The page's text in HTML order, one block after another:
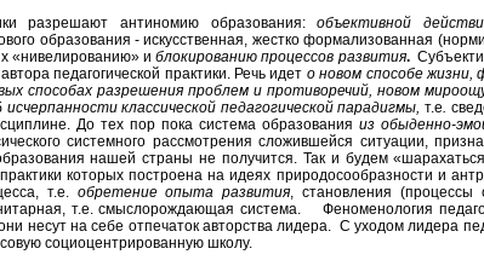
разрешают антиномию образования:объективной
образования - искусственная, жестко формализованная
«нивелированию» иблокированию процессов развития.
педагогической практики. Речь идет о новом способе жизни,
способах разрешения проблем и противоречий, новом
исчерпанности классической педагогической парадигмы,т.е.
До тех пор пока система образования из обыденно-
системного рассмотрения сложившейся ситуации,
нашей страны не получится. Так и будем
которых построена на идеях природосообразности и
т.е. обретение опыта развития, становления (процессы
т.е. смыслорождающая система. Феноменология
несут на себе отпечаток авторства лидера. С уходом лидера
социоцентрированную школу.